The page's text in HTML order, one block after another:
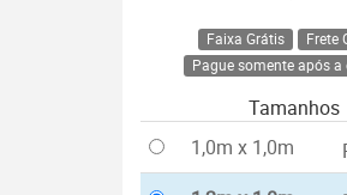
Faixa Grátis
Frete
Pague somente após a
Tamanhos
1,0m x 1,0m